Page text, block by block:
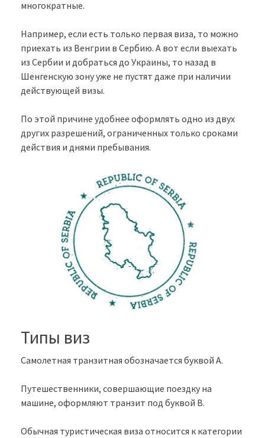
многократные.
Например, если есть только первая виза, то можно
приехать из Венгрии в Сербию. А вот если выехать
из Сербии и добраться до Украины, то назад в
Шенгенскую зону уже не пустят даже при наличии
действующей визы.
По этой причине удобнее оформлять одно из двух
других разрешений, ограниченных только сроками
действия и днями пребывания.
Типы виз
Самолетная транзитная обозначается буквой А.
Путешественники, совершающие поездку на
машине, оформляют транзит под буквой В.
Обычная туристическая виза относится к категории